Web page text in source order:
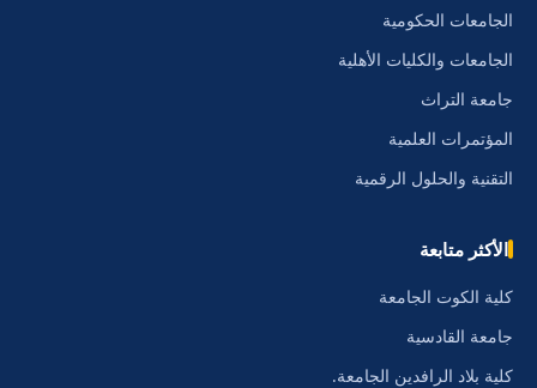
الجامعات الحكومية
الجامعات والكليات الأهلية
جامعة التراث
المؤتمرات العلمية
التقنية والحلول الرقمية
الأكثر متابعة
كلية الكوت الجامعة
جامعة القادسية
كلية بلاد الرافدين الجامعة.